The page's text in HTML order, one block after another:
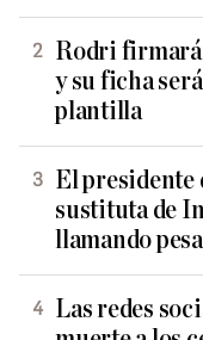
Rodri firmará
y su ficha
plantilla
El presidente
sustituta de
llamando
Las redes